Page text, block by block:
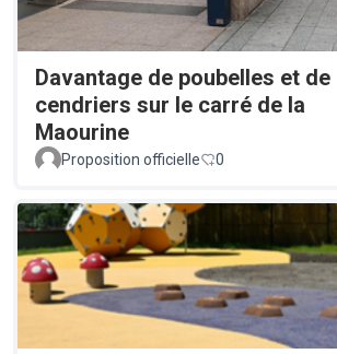
Davantage de poubelles et de
cendriers sur le carré de la
Maourine
Proposition officielle 0